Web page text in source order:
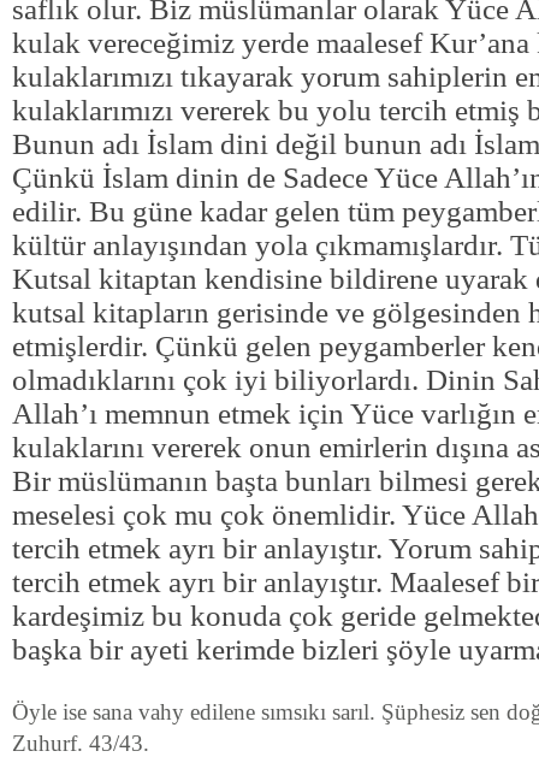
saflık olur. Biz müslümanlar olarak Yüce
kulak vereceğimiz yerde maalesef Kur’ana
kulaklarımızı tıkayarak yorum sahiplerin
kulaklarımızı vererek bu yolu tercih etmiş
Bunun adı İslam dini değil bunun adı
Çünkü İslam dinin de Sadece Yüce
edilir. Bu güne kadar gelen tüm
kültür anlayışından yola çıkmamışlardır.
Kutsal kitaptan kendisine bildirene uyarak
kutsal kitapların gerisinde ve gölgesinden
etmişlerdir. Çünkü gelen peygamberler
olmadıklarını çok iyi biliyorlardı. Dinin
Allah’ı memnun etmek için Yüce varlığın
kulaklarını vererek onun emirlerin dışına
Bir müslümanın başta bunları bilmesi
meselesi çok mu çok önemlidir. Yüce
tercih etmek ayrı bir anlayıştır. Yorum
tercih etmek ayrı bir anlayıştır. Maalesef
kardeşimiz bu konuda çok geride
başka bir ayeti kerimde bizleri şöyle
Öyle ise sana vahy edilene sımsıkı sarıl. Şüphesiz sen
Zuhurf. 43/43.